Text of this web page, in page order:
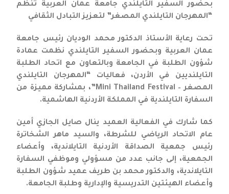
بحضور السفير التايلندي جامعة عمان العربية تنظّم
“المهرجان التايلندي المصغر” لتعزيز التبادل الثقافي
تحت رعاية الأستاذ الدكتور محمد الوديان رئيس جامعة
عمان العربية وبحضور السفير التايلندي نظمت عمادة
شؤون الطلبة في الجامعة وبالتعاون مع اتحاد الطلبة
التايلنديين في الأردن، فعاليات “المهرجان التايلندي
المصغر – Mini Thailand Festival”، بمشاركة مميزة من
السفارة التايلندية في المملكة الأردنية الهاشمية.
كما شارك في الفعالية العميد ينال صايل الجازي أمين
عام الاتحاد الرياضي للشرطة، والسيد ماهر الشخاترة
رئيس جمعية الصداقة الأردنية التايلاندية، وأعضاء
الجمعية، إلى جانب عدد من مسؤولي وموظفي السفارة
التايلاندية، والدكتور محمد بن طريف عميد شؤون الطلبة
وأعضاء الهيئتين التدريسية والإدارية وطلبة الجامعة.